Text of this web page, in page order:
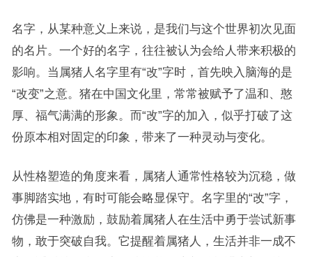
名字，从某种意义上来说，是我们与这个世界初次见面
的名片。一个好的名字，往往被认为会给人带来积极的
影响。当属猪人名字里有“改”字时，首先映入脑海的是
“改变”之意。猪在中国文化里，常常被赋予了温和、憨
厚、福气满满的形象。而“改”字的加入，似乎打破了这
份原本相对固定的印象，带来了一种灵动与变化。
从性格塑造的角度来看，属猪人通常性格较为沉稳，做
事脚踏实地，有时可能会略显保守。名字里的“改”字，
仿佛是一种激励，鼓励着属猪人在生活中勇于尝试新事
物，敢于突破自我。它提醒着属猪人，生活并非一成不